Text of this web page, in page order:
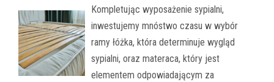
Kompletując wyposażenie sypialni,
inwestujemy mnóstwo czasu w wybór
ramy łóżka, która determinuje wygląd
sypialni, oraz materaca, który jest
elementem odpowiadającym za